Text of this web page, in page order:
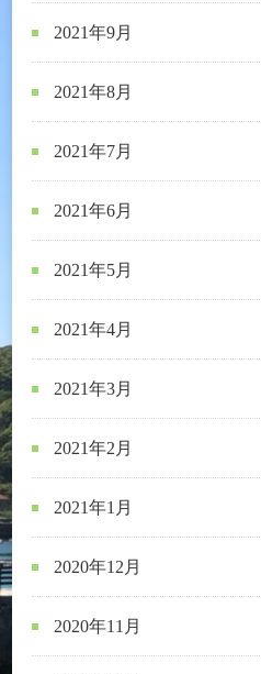
2021年9月
2021年8月
2021年7月
2021年6月
2021年5月
2021年4月
2021年3月
2021年2月
2021年1月
2020年12月
2020年11月